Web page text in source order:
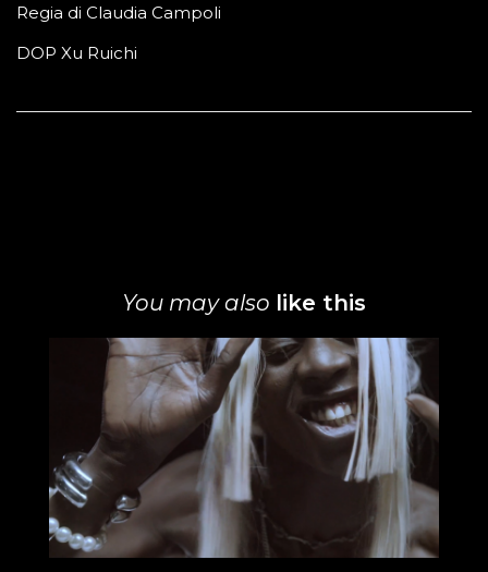
Regia di Claudia Campoli
DOP Xu Ruichi
You may also like this